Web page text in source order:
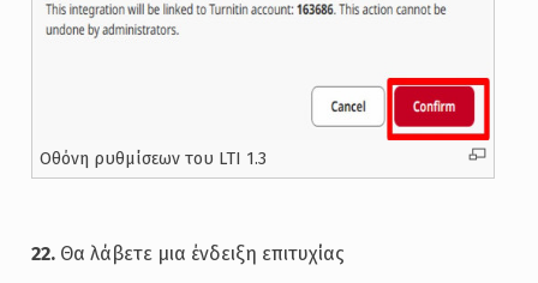
Oθόνη ρυθμίσεων του LTI 1.3
22.Θα λάβετε μια ένδειξη επιτυχίας